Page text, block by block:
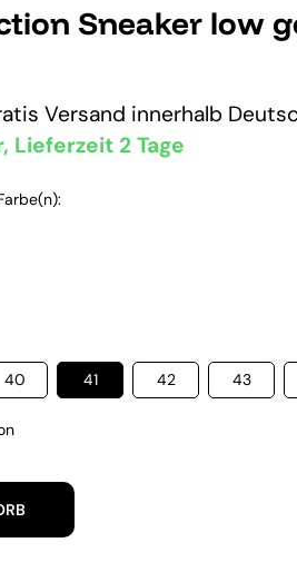
Sneaker low
Versand innerhalb
Lieferzeit 2 Tage
40 41 42 43